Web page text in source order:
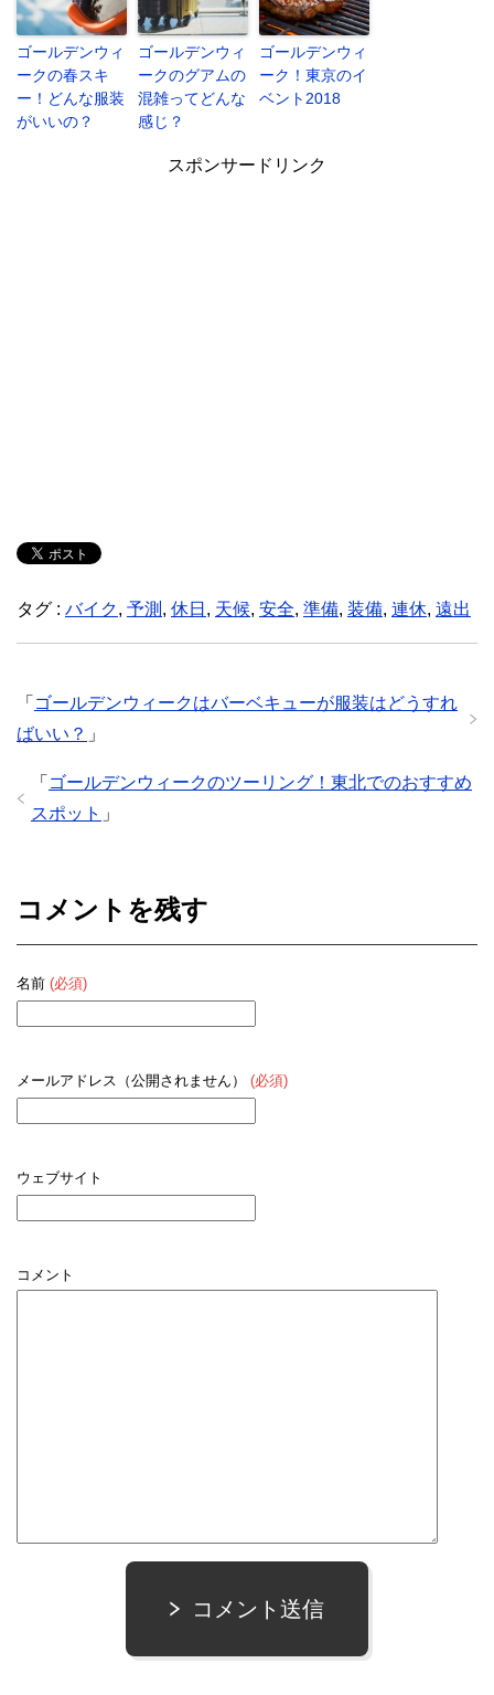
ゴールデンウィ
ークの春スキ
ー！どんな服装
がいいの？
ゴールデンウィ
ークのグアムの
混雑ってどんな
感じ？
ゴールデンウィ
ーク！東京のイ
ベント2018
スポンサードリンク
タグ : バイク, 予測 , 休日 , 天候, 安全, 準備, 装備, 連休, 遠出
「 ゴールデンウィークはバーベキューが服装はどうすれ
ばいい？ 」
「 ゴールデンウィークのツーリング！東北でのおすすめ
スポット 」
コメントを残す
名前 (必須)
メールアドレス（公開されません） (必須)
ウェブサイト
コメント
コメント送信